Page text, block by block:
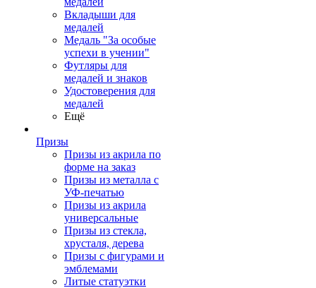
Вкладыши для
медалей
Медаль "За особые
успехи в учении"
Футляры для
медалей и знаков
Удостоверения для
медалей
Ещё
Призы
Призы из акрила по
форме на заказ
Призы из металла с
УФ-печатью
Призы из акрила
универсальные
Призы из стекла,
хрусталя, дерева
Призы с фигурами и
эмблемами
Литые статуэтки